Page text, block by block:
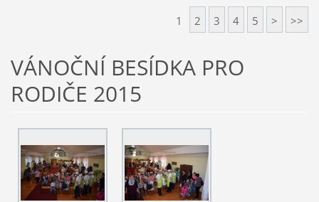
1 2 3 4 5 > >>
VÁNOČNÍ BESÍDKA PRO
RODIČE 2015